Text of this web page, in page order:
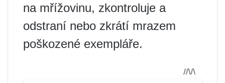
na mřížovinu, zkontroluje a
odstraní nebo zkrátí mrazem
poškozené exempláře.